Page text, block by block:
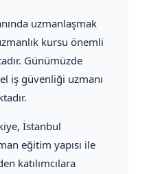
uzmanlaşmak
kursu önemli
Günümüzde
iş güvenliği uzmanı
İstanbul
eğitim yapısı ile
katılımcılara